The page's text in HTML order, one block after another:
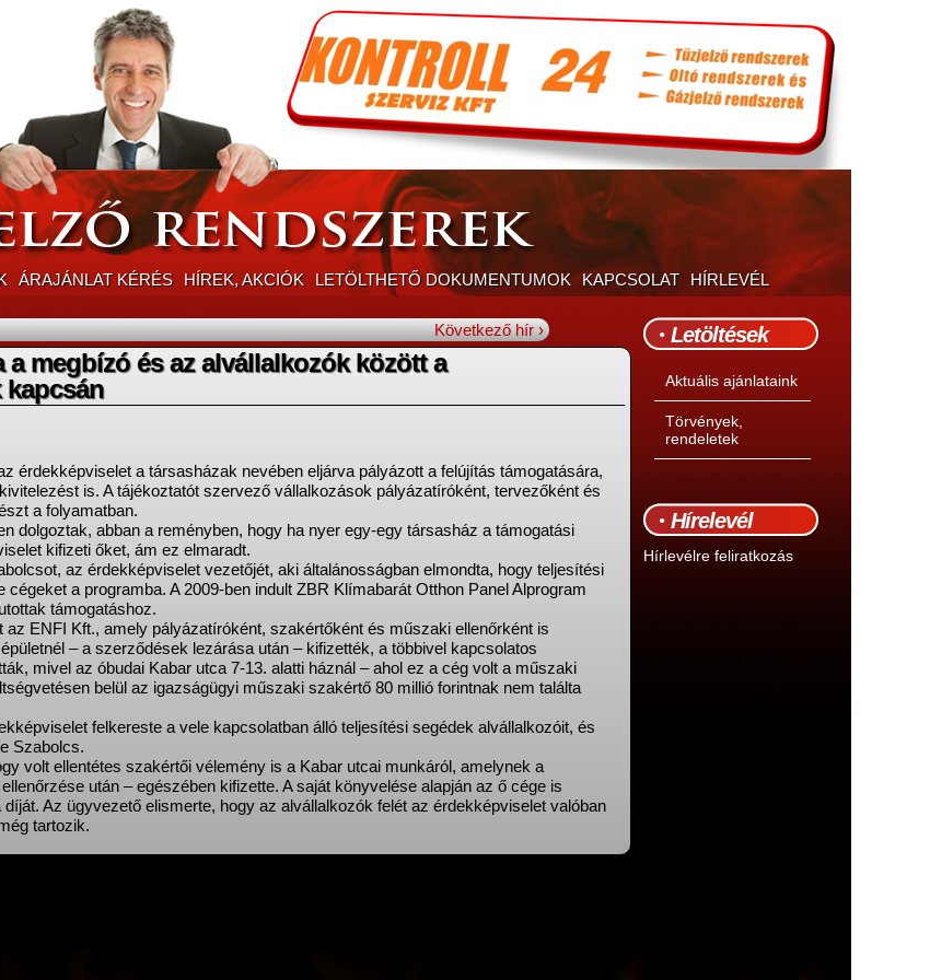
ÁRAJÁNLAT KÉRÉS HÍREK, AKCIÓK LETÖLTHETŐ DOKUMENTUMOK KAPCSOLAT HÍRLEVÉL
Következő hír ›
a megbízó és az alvállalkozók között a
érdekképviselet a társasházak nevében eljárva pályázott a felújítás támogatására,
is. A tájékoztatót szervező vállalkozások pályázatíróként, tervezőként és
a folyamatban.
dolgoztak, abban a reményben, hogy ha nyer egy-egy társasház a támogatási
kifizeti őket, ám ez elmaradt.
az érdekképviselet vezetőjét, aki általánosságban elmondta, hogy teljesítési
cégeket a programba. A 2009-ben indult ZBR Klímabarát Otthon Panel Alprogram
támogatáshoz.
az ENFI Kft., amely pályázatíróként, szakértőként és műszaki ellenőrként is
– a szerződések lezárása után – kifizették, a többivel kapcsolatos
mivel az óbudai Kabar utca 7-13. alatti háznál – ahol ez a cég volt a műszaki
belül az igazságügyi műszaki szakértő 80 millió forintnak nem találta
felkereste a vele kapcsolatban álló teljesítési segédek alvállalkozóit, és
Szabolcs.
volt ellentétes szakértői vélemény is a Kabar utcai munkáról, amelynek a
után – egészében kifizette. A saját könyvelése alapján az ő cége is
Az ügyvezető elismerte, hogy az alvállalkozók felét az érdekképviselet valóban
tartozik.
Letöltések
Aktuális ajánlataink
Törvények,
rendeletek
Hírelevél
Hírlevélre feliratkozás